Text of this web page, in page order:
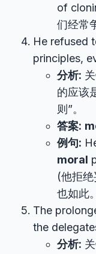
of
们经常
He refused
principles,
分析:
的应该
则”。
答案:
例句:
moral
(他拒
也如此
The
the
分析: